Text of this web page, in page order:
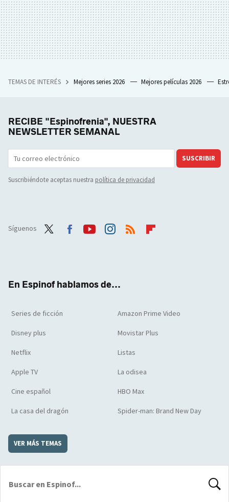
TEMAS DE INTERÉS Mejores series 2026 Mejores películas 2026
RECIBE "Espinofrenia", NUESTRA
NEWSLETTER SEMANAL
SUSCRIBIR
Suscribiéndote aceptas nuestra política de privacidad
Síguenos
En Espinof hablamos de...
Series de ficción Amazon Prime Video
Disney plus Movistar Plus
Netflix Listas
Apple TV La odisea
Cine español HBO Max
La casa del dragón Spider-man: Brand New Day
VER MÁS TEMAS